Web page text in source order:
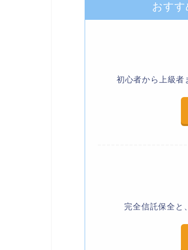
おす
初心者から上級者
完全信託保全と